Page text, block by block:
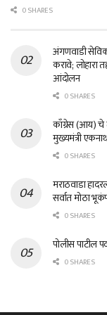
0 SHARES
अंगणवाडी
करावे; लोहारा
आंदोलन
0 SHARES
काँग्रेस (आय) चे
मुख्यमंत्री
0 SHARES
मराठवाडा
सर्वात मोठा
0 SHARES
पोलीस पाटील
0 SHARES